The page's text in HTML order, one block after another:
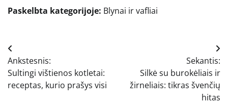
Paskelbta kategorijoje: Blynai ir vafliai
Navigacija
tarp
įrašų
Ankstesnis:
Sultingi vištienos kotletai:
receptas, kurio prašys visi
Sekantis:
Silkė su burokėliais ir
žirneliais: tikras švenčių
hitas